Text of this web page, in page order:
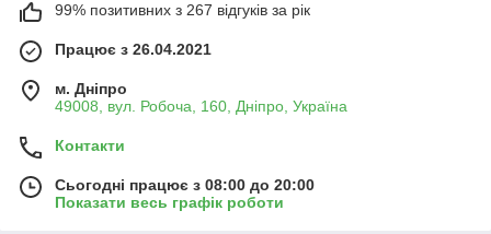
99% позитивних з 267 відгуків за рік
Працює з 26.04.2021
м. Дніпро
49008, вул. Робоча, 160, Дніпро, Україна
Контакти
Сьогодні працює з 08:00 до 20:00
Показати весь графік роботи